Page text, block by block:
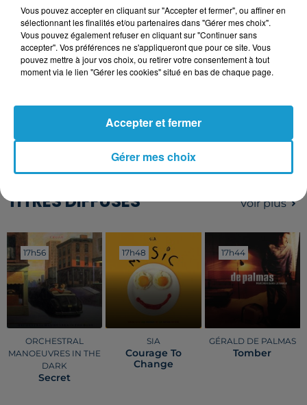
vous souhaitez l'afficher, merci de nous donner
votre accord en cliquant sur le bouton ci-
dessous.
Afficher l'élément
Publié : 4 mars 2025 à 12h21 par
Margot DOUÉTIL
TITRES DIFFUSÉS Voir plus
17h56
17h56
ORCHESTRAL
MANOEUVRES IN THE
DARK
Secret
17h48
17h48
SIA
Courage To
Change
17h44
17h44
GÉRALD DE PALMAS
Tomber
Vous pouvez accepter en cliquant sur "Accepter et fermer", ou affiner en
sélectionnant les finalités et/ou partenaires dans "Gérer mes choix".
Vous pouvez également refuser en cliquant sur "Continuer sans
accepter". Vos préférences ne s'appliqueront que pour ce site. Vous
pouvez mettre à jour vos choix, ou retirer votre consentement à tout
moment via le lien "Gérer les cookies" situé en bas de chaque page.
Gérer mes choix
Accepter et fermer